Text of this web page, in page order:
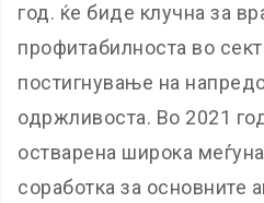
год. ќе биде клучна за
профитабилноста во
постигнување на
одржливоста. Во 2021
остварена широка
соработка за основните